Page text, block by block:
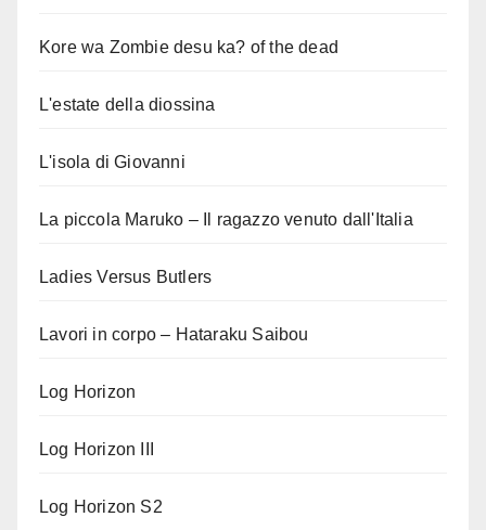
Kore wa Zombie desu ka? of the dead
L'estate della diossina
L'isola di Giovanni
La piccola Maruko – Il ragazzo venuto dall'Italia
Ladies Versus Butlers
Lavori in corpo – Hataraku Saibou
Log Horizon
Log Horizon III
Log Horizon S2